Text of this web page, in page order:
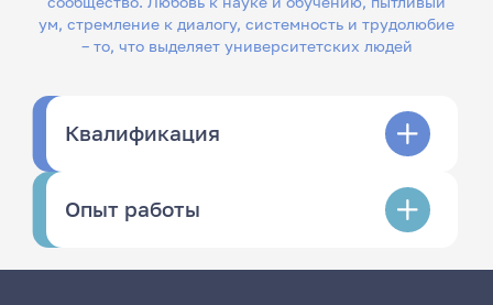
ум, стремление к диалогу, системность и трудолюбие
– то, что выделяет университетских людей
Квалификация
Опыт работы